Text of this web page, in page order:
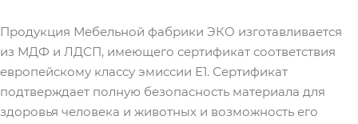
Продукция Мебельной фабрики ЭКО изготавливается
из МДФ и ЛДСП, имеющего сертификат соответствия
европейскому классу эмиссии Е1. Сертификат
подтверждает полную безопасность материала для
здоровья человека и животных и возможность его